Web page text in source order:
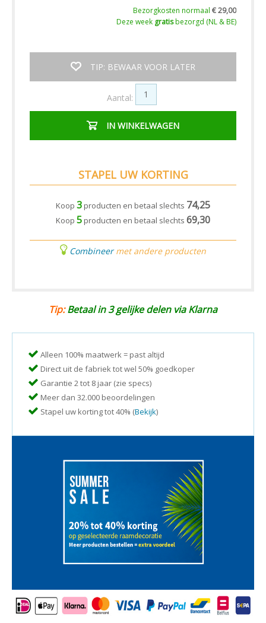
Bezorgkosten normaal € 29,00
Deze week gratisbezorgd (NL & BE)
TIP: BEWAAR VOOR LATER
Aantal:
IN WINKELWAGEN
STAPEL UW KORTING
Koop 3 producten en betaal slechts 74,25
Koop 5 producten en betaal slechts 69,30
Combineermet andere producten
Tip:Betaal in 3 gelijke delen via Klarna
Alleen 100% maatwerk = past altijd
Direct uit de fabriek tot wel 50% goedkoper
Garantie 2 tot 8 jaar (zie specs)
Meer dan 32.000 beoordelingen
Stapel uw korting tot 40% (Bekijk)